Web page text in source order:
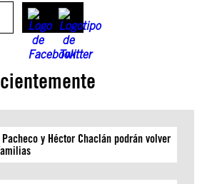
y Héctor Chaclán podrán volver